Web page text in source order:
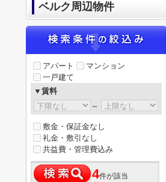
ベルク周辺物件
アパート
マンション
一戸建て
▼賃料
～
敷金・保証金なし
礼金・敷引なし
共益費・管理費込み
4件が該当